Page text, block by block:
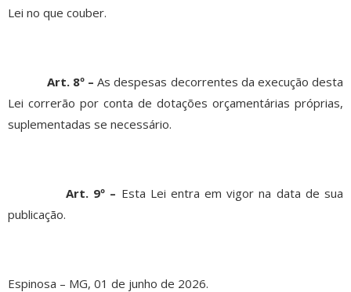
Lei no que couber.
Art. 8º – As despesas decorrentes da execução desta
Lei correrão por conta de dotações orçamentárias próprias,
suplementadas se necessário.
Art. 9º – Esta Lei entra em vigor na data de sua
publicação.
Espinosa – MG, 01 de junho de 2026.